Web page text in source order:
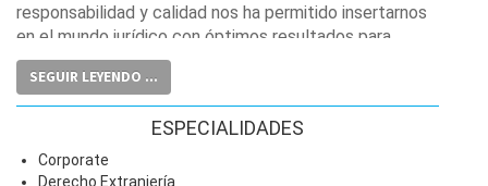
responsabilidad y calidad nos ha permitido insertarnos
en el mundo jurídico con óptimos resultados para
nuestros clientes. Sus profesionales son: abogados de
Derecho Civil, abogados de Derecho Laboral, abogados
de Derecho Tributario, abogados de Derecho Penal,
abogados de Derecho de Extranjería, abogados de
Derecho Corporativo, y abogados de Derecho
Tributario.
SEGUIR LEYENDO ...
ESPECIALIDADES
Corporate
Derecho Extranjería